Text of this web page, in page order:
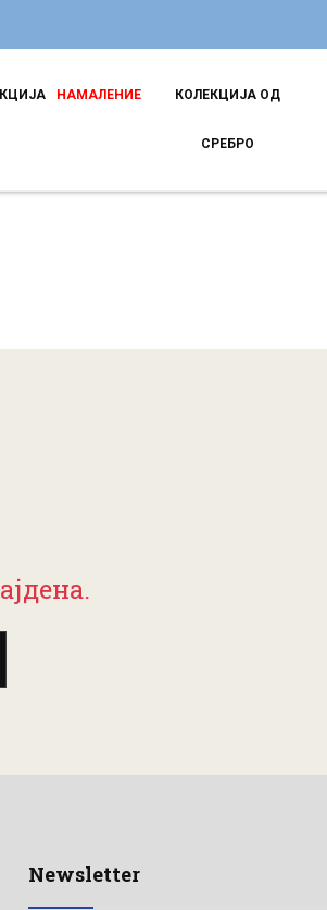
НАМАЛЕНИЕ КОЛЕКЦИЈА ОД
СРЕБРО
Newsletter